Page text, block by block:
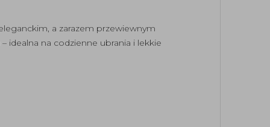
a zarazem przewiewnym
idealna na codzienne ubrania i lekkie